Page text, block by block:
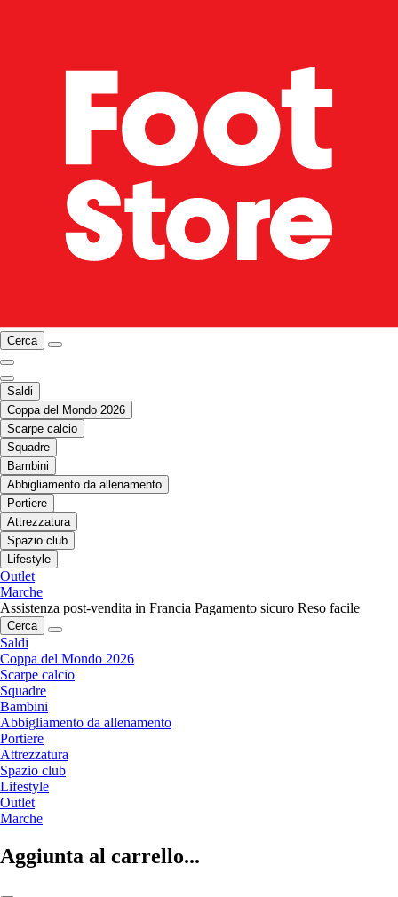
Cerca
Saldi
Coppa del Mondo 2026
Scarpe calcio
Squadre
Bambini
Abbigliamento da allenamento
Portiere
Attrezzatura
Spazio club
Lifestyle
Outlet
Marche
Assistenza post-vendita in Francia Pagamento sicuro Reso facile
Cerca
Saldi
Coppa del Mondo 2026
Scarpe calcio
Squadre
Bambini
Abbigliamento da allenamento
Portiere
Attrezzatura
Spazio club
Lifestyle
Outlet
Marche
Aggiunta al carrello...